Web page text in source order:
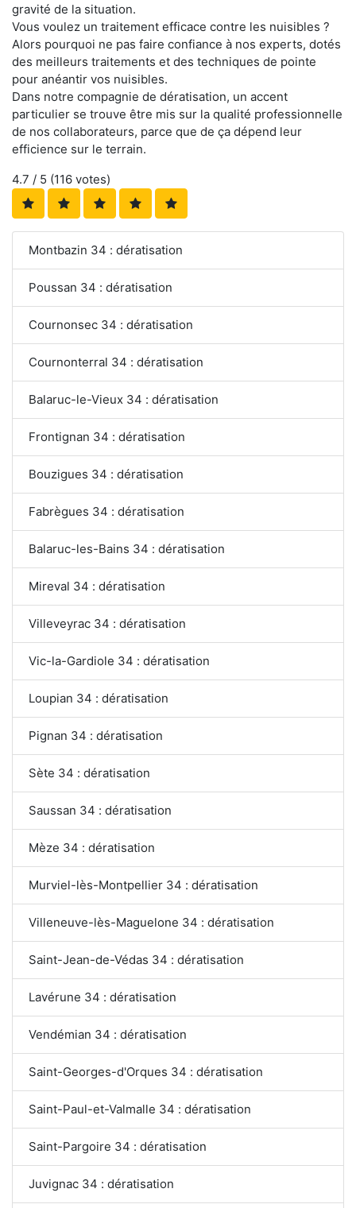
gravité de la situation.
Vous voulez un traitement efficace contre les nuisibles ?
Alors pourquoi ne pas faire confiance à nos experts, dotés
des meilleurs traitements et des techniques de pointe
pour anéantir vos nuisibles.
Dans notre compagnie de dératisation, un accent
particulier se trouve être mis sur la qualité professionnelle
de nos collaborateurs, parce que de ça dépend leur
efficience sur le terrain.
4.7 / 5 (116 votes)
Montbazin 34 : dératisation
Poussan 34 : dératisation
Cournonsec 34 : dératisation
Cournonterral 34 : dératisation
Balaruc-le-Vieux 34 : dératisation
Frontignan 34 : dératisation
Bouzigues 34 : dératisation
Fabrègues 34 : dératisation
Balaruc-les-Bains 34 : dératisation
Mireval 34 : dératisation
Villeveyrac 34 : dératisation
Vic-la-Gardiole 34 : dératisation
Loupian 34 : dératisation
Pignan 34 : dératisation
Sète 34 : dératisation
Saussan 34 : dératisation
Mèze 34 : dératisation
Murviel-lès-Montpellier 34 : dératisation
Villeneuve-lès-Maguelone 34 : dératisation
Saint-Jean-de-Védas 34 : dératisation
Lavérune 34 : dératisation
Vendémian 34 : dératisation
Saint-Georges-d'Orques 34 : dératisation
Saint-Paul-et-Valmalle 34 : dératisation
Saint-Pargoire 34 : dératisation
Juvignac 34 : dératisation